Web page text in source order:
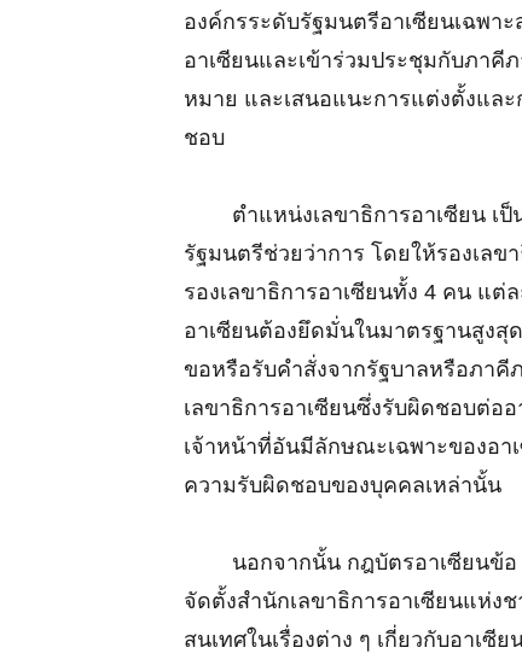
องค์กรระดับรัฐมนตรีอาเซียนเฉพา
อาเซียนและเข้าร่วมประชุมกับภา
หมาย และเสนอแนะการแต่งตั้งแล
ชอบ
ตำแหน่งเลขาธิการอาเซียน เป็น
รัฐมนตรีช่วยว่าการ โดยให้รองเล
รองเลขาธิการอาเซียนทั้ง 4 คน แ
อาเซียนต้องยึดมั่นในมาตรฐานสูง
ขอหรือรับคำสั่งจากรัฐบาลหรือภาคี
เลขาธิการอาเซียนซึ่งรับผิดชอบต่อ
เจ้าหน้าที่อันมีลักษณะเฉพาะของอา
ความรับผิดชอบของบุคคลเหล่านั้น
นอกจากนั้น กฎบัตรอาเซียนข้อ
จัดตั้งสำนักเลขาธิการอาเซียนแห่ง
สนเทศในเรื่องต่าง ๆ เกี่ยวกับอาเ